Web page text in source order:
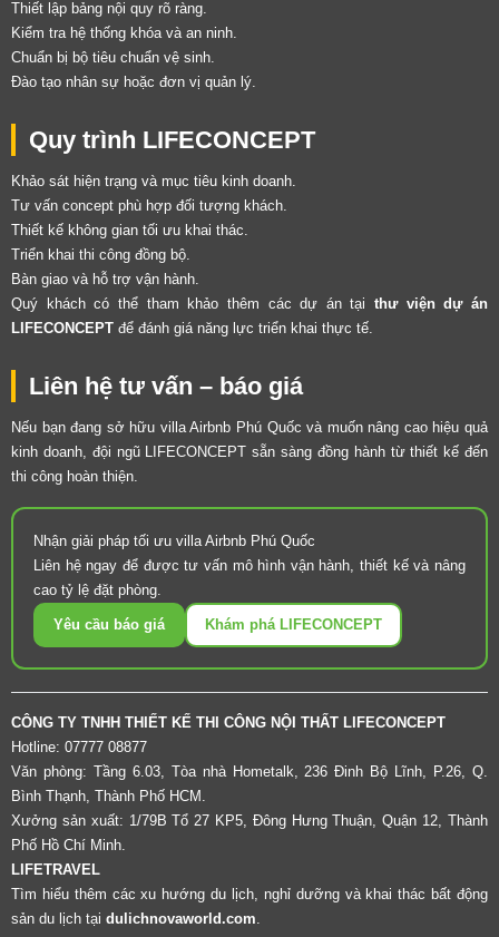
Thiết lập bảng nội quy rõ ràng.
Kiểm tra hệ thống khóa và an ninh.
Chuẩn bị bộ tiêu chuẩn vệ sinh.
Đào tạo nhân sự hoặc đơn vị quản lý.
Quy trình LIFECONCEPT
Khảo sát hiện trạng và mục tiêu kinh doanh.
Tư vấn concept phù hợp đối tượng khách.
Thiết kế không gian tối ưu khai thác.
Triển khai thi công đồng bộ.
Bàn giao và hỗ trợ vận hành.
Quý khách có thể tham khảo thêm các dự án tạithư viện dự án
LIFECONCEPT để đánh giá năng lực triển khai thực tế.
Liên hệ tư vấn – báo giá
Nếu bạn đang sở hữu villa Airbnb Phú Quốc và muốn nâng cao hiệu quả
kinh doanh, đội ngũ LIFECONCEPT sẵn sàng đồng hành từ thiết kế đến
thi công hoàn thiện.
Nhận giải pháp tối ưu villa Airbnb Phú Quốc
Liên hệ ngay để được tư vấn mô hình vận hành, thiết kế và nâng
cao tỷ lệ đặt phòng.
Yêu cầu báo giá Khám phá LIFECONCEPT
CÔNG TY TNHH THIẾT KẾ THI CÔNG NỘI THẤT LIFECONCEPT
Hotline: 07777 08877
Văn phòng: Tầng 6.03, Tòa nhà Hometalk, 236 Đinh Bộ Lĩnh, P.26, Q.
Bình Thạnh, Thành Phố HCM.
Xưởng sản xuất: 1/79B Tổ 27 KP5, Đông Hưng Thuận, Quận 12, Thành
Phố Hồ Chí Minh.
LIFETRAVEL
Tìm hiểu thêm các xu hướng du lịch, nghỉ dưỡng và khai thác bất động
sản du lịch tại dulichnovaworld.com